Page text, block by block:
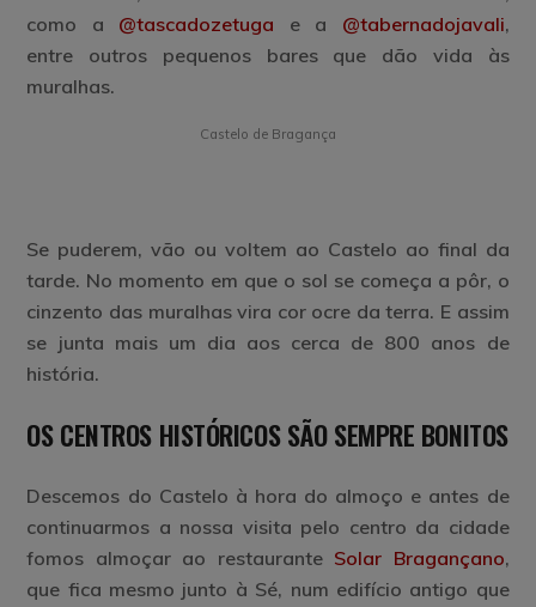
como a @tascadozetuga e a @tabernadojavali,
entre outros pequenos bares que dão vida às
muralhas.
Castelo de Bragança
Se puderem, vão ou voltem ao Castelo ao final da
tarde. No momento em que o sol se começa a pôr, o
cinzento das muralhas vira cor ocre da terra. E assim
se junta mais um dia aos cerca de 800 anos de
história.
OS CENTROS HISTÓRICOS SÃO SEMPRE BONITOS
Descemos do Castelo à hora do almoço e antes de
continuarmos a nossa visita pelo centro da cidade
fomos almoçar ao restaurante Solar Bragançano,
que fica mesmo junto à Sé, num edifício antigo que